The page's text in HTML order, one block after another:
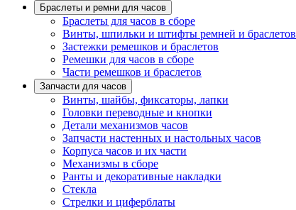
Браслеты и ремни для часов
Браслеты для часов в сборе
Винты, шпильки и штифты ремней и браслетов
Застежки ремешков и браслетов
Ремешки для часов в сборе
Части ремешков и браслетов
Запчасти для часов
Винты, шайбы, фиксаторы, лапки
Головки переводные и кнопки
Детали механизмов часов
Запчасти настенных и настольных часов
Корпуса часов и их части
Механизмы в сборе
Ранты и декоративные накладки
Стекла
Стрелки и циферблаты